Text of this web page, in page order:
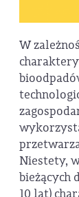
W
Niestety,
bieżących